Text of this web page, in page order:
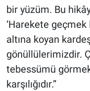
bir yüzüm. Bu
‘Harekete geçmek
altına koyan
gönüllülerimizdir.
tebessümü
karşılığıdır.”